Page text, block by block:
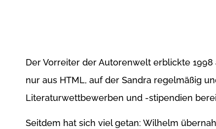
Der Vorreiter der Autorenwelt erblickte
nur aus HTML, auf der Sandra regelmäßig
Literaturwettbewerben und -stipendien
Seitdem hat sich viel getan: Wilhelm